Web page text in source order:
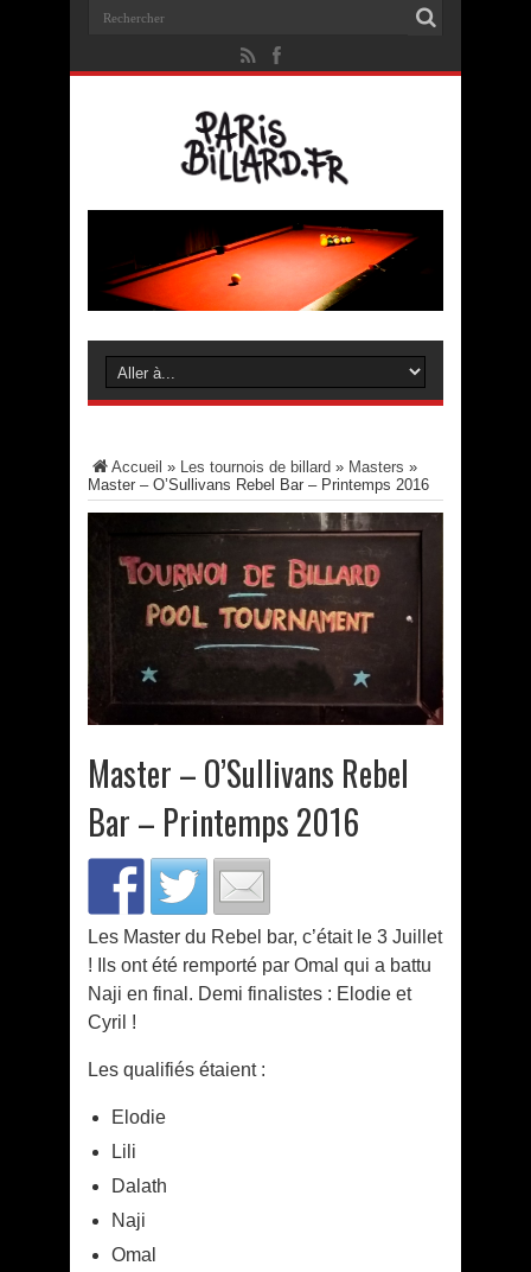
Accueil » Les tournois de billard » Masters »
Master – O’Sullivans Rebel Bar – Printemps 2016
Master – O’Sullivans Rebel
Bar – Printemps 2016
Les Master du Rebel bar, c’était le 3 Juillet
! Ils ont été remporté par Omal qui a battu
Naji en final. Demi finalistes : Elodie et
Cyril !
Les qualifiés étaient :
Elodie
Lili
Dalath
Naji
Omal